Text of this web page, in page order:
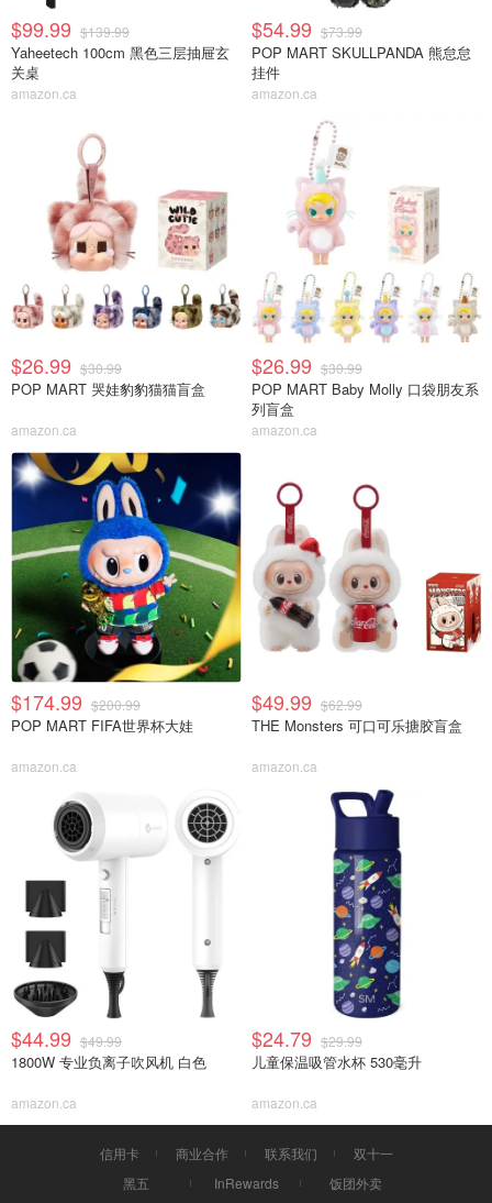
$99.99 $139.99
Yaheetech 100cm 黑色三层抽屉玄
关桌
amazon.ca
$54.99 $73.99
POP MART SKULLPANDA 熊怠怠
挂件
amazon.ca
$26.99 $30.99
POP MART 哭娃豹豹猫猫盲盒
amazon.ca
$26.99 $30.99
POP MART Baby Molly 口袋朋友系
列盲盒
amazon.ca
$174.99 $200.99
POP MART FIFA世界杯大娃
amazon.ca
$49.99 $62.99
THE Monsters 可口可乐搪胶盲盒
amazon.ca
$44.99 $49.99
1800W 专业负离子吹风机 白色
amazon.ca
$24.79 $29.99
儿童保温吸管水杯 530毫升
amazon.ca
信用卡 商业合作 联系我们
双十一
黑五
InRewards 饭团外卖